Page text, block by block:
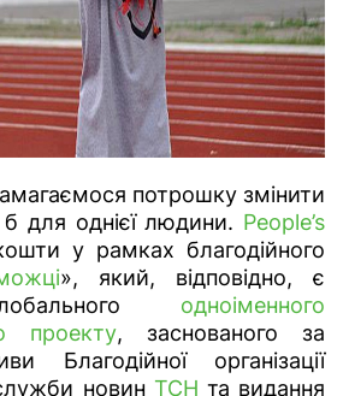
потрошку змінити
б для однієї людини. People’s
у рамках благодійного
», який, відповідно, є
одноіменного
проекту, заснованого за
Благодійної організації
новин ТСН та видання